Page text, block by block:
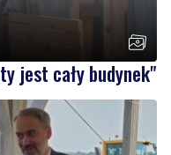
jest cały budynek"